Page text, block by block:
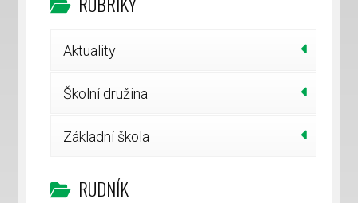
Aktuality
Školní družina
Základní škola
RUDNÍK